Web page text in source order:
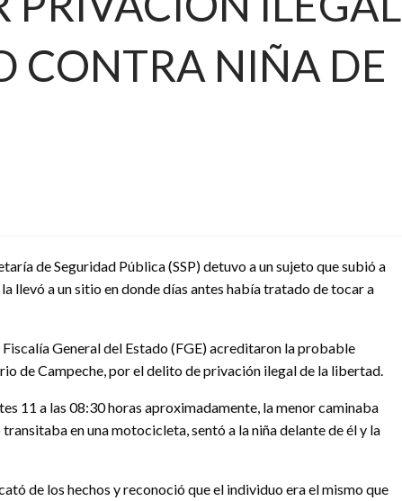
CONTRA NIÑA DE
de Seguridad Pública (SSP) detuvo a un sujeto que subió a
llevó a un sitio en donde días antes había tratado de tocar a
General del Estado (FGE) acreditaron la probable
de Campeche, por el delito de privación ilegal de la libertad.
11 a las 08:30 horas aproximadamente, la menor caminaba
en una motocicleta, sentó a la niña delante de él y la
de los hechos y reconoció que el individuo era el mismo que